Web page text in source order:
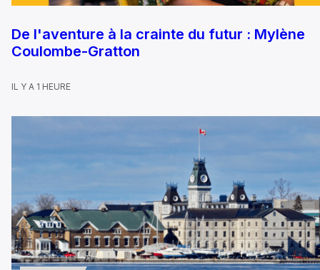
De l'aventure à la crainte du futur : Mylène
Coulombe-Gratton
IL Y A 1 HEURE